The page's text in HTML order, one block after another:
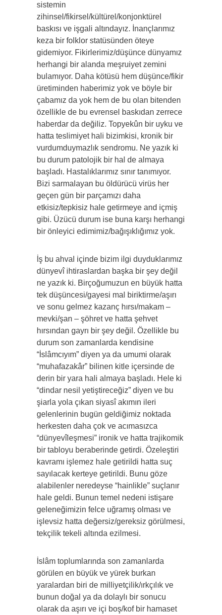
sistemin
zihinsel/fikirsel/kültürel/konjonktürel
baskısı ve işgali altındayız. İnançlarımız
keza bir folklor statüsünden öteye
gidemiyor. Fikirlerimiz/düşünce dünyamız
herhangi bir alanda meşruiyet zemini
bulamıyor. Daha kötüsü hem düşünce/fikir
üretiminden haberimiz yok ve böyle bir
çabamız da yok hem de bu olan bitenden
özellikle de bu evrensel baskıdan zerrece
haberdar da değiliz. Topyekûn bir uyku ve
hatta teslimiyet hali bizimkisi, kronik bir
vurdumduymazlık sendromu. Ne yazık ki
bu durum patolojik bir hal de almaya
başladı. Hastalıklarımız sınır tanımıyor.
Bizi sarmalayan bu öldürücü virüs her
geçen gün bir parçamızı daha
etkisiz/tepkisiz hale getirmeye and içmiş
gibi. Üzücü durum ise buna karşı herhangi
bir önleyici edimimiz/bağışıklığımız yok.
İş bu ahval içinde bizim ilgi duyduklarımız
dünyevî ihtiraslardan başka bir şey değil
ne yazık ki. Birçoğumuzun en büyük hatta
tek düşüncesi/gayesi mal biriktirme/aşırı
ve sonu gelmez kazanç hırsı/makam –
mevki/şan – şöhret ve hatta şehvet
hırsından gayrı bir şey değil. Özellikle bu
durum son zamanlarda kendisine
“İslâmcıyım” diyen ya da umumi olarak
“muhafazakâr” bilinen kitle içersinde de
derin bir yara hali almaya başladı. Hele ki
“dindar nesil yetiştireceğiz” diyen ve bu
şiarla yola çıkan siyasî akımın ileri
gelenlerinin bugün geldiğimiz noktada
herkesten daha çok ve acımasızca
“dünyevîleşmesi” ironik ve hatta trajikomik
bir tabloyu beraberinde getirdi. Özeleştiri
kavramı işlemez hale getirildi hatta suç
sayılacak kerteye getirildi. Bunu göze
alabilenler neredeyse “hainlikle” suçlanır
hale geldi. Bunun temel nedeni istişare
geleneğimizin felce uğramış olması ve
işlevsiz hatta değersiz/gereksiz görülmesi,
tekçilik tekeli altında ezilmesi.
İslâm toplumlarında son zamanlarda
görülen en büyük ve yürek burkan
yaralardan biri de milliyetçilik/ırkçılık ve
bunun doğal ya da dolaylı bir sonucu
olarak da aşırı ve içi boş/kof bir hamaset